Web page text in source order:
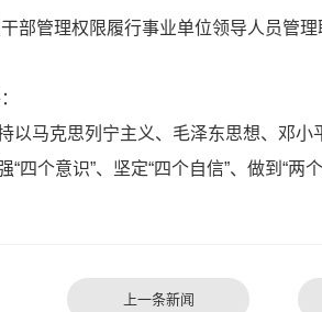
管理权限履行事业单位领导人员管理
克思列宁主义、毛泽东思想、邓小
个意识”、坚定“四个自信”、做到“两
上一条新闻